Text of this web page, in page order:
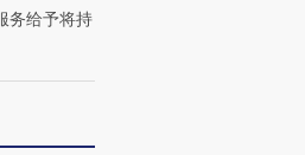
务给予将持